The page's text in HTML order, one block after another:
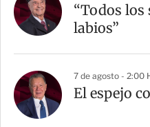
“Todos los
labios”
7 de agosto - 2:00
El espejo